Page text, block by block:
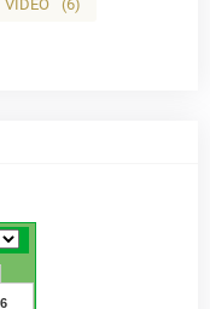
VIDEO (6)